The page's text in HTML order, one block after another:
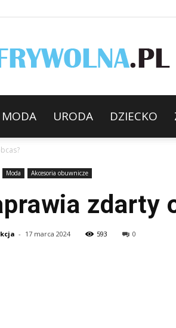
MODA URODA DZIECKO
Moda Akcesoria obuwnicze
zdarty
- 17 marca 2024 593 0